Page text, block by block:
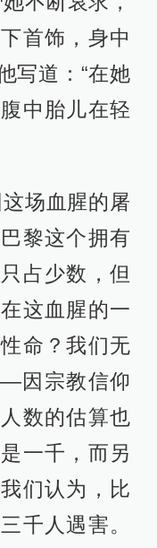
首饰，身中
写道：“在她
中胎儿在轻
场血腥的屠
黎这个拥有
占少数，但
这血腥的一
命？我们无
因宗教信仰
数的估算也
一千，而另
们认为，比
千人遇害。